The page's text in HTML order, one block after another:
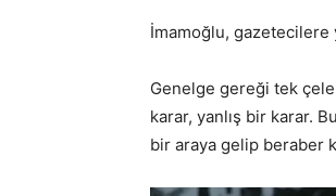
İmamoğlu, gazetecilere
Genelge gereği tek
karar, yanlış bir karar.
bir araya gelip beraber